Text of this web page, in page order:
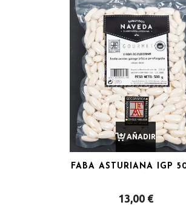
AÑADIR
AL
CARRITO
FABA ASTURIANA IGP
13,00 €